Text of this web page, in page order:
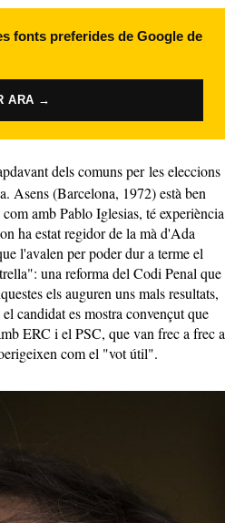
fonts preferides de Google de
ARA →
dels comuns per les eleccions
Asens (Barcelona, 1972) està ben
amb Pablo Iglesias, té experiència
ha estat regidor de la mà d'Ada
l'avalen per poder dur a terme el
una reforma del Codi Penal que
els auguren uns mals resultats,
candidat es mostra convençut que
ERC i el PSC, que van frec a frec a
com el "vot útil".